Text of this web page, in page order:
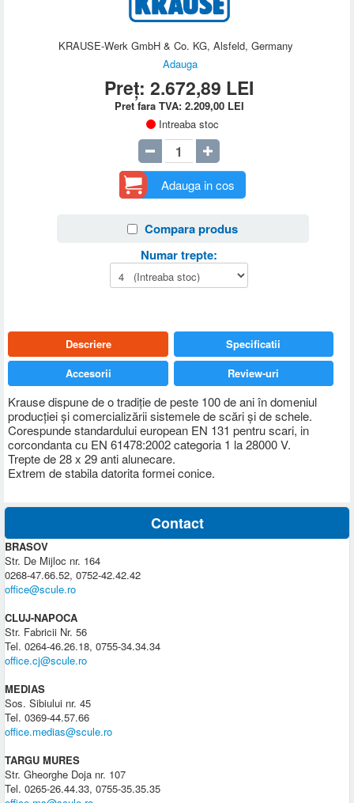
KRAUSE-Werk GmbH & Co. KG, Alsfeld, Germany
Adauga
Preț:2.672,89 LEI
Pret fara TVA: 2.209,00 LEI
Intreaba stoc
Adauga in cos
Compara produs
Numar trepte:
Descriere
Krause dispune de o tradiţie de peste 100 de ani în domeniul
producţiei şi comercializării sistemele de scări şi de schele.
Corespunde standardului european EN 131 pentru scari, in
corcondanta cu EN 61478:2002 categoria 1 la 28000 V.
Trepte de 28 x 29 anti alunecare.
Extrem de stabila datorita formei conice.
Specificatii
Accesorii
Review-uri
Contact
BRASOV
Str. De Mijloc nr. 164
0268-47.66.52, 0752-42.42.42
office@scule.ro
CLUJ-NAPOCA
Str. Fabricii Nr. 56
Tel. 0264-46.26.18, 0755-34.34.34
office.cj@scule.ro
MEDIAS
Sos. Sibiului nr. 45
Tel. 0369-44.57.66
office.medias@scule.ro
TARGU MURES
Str. Gheorghe Doja nr. 107
Tel. 0265-26.44.33, 0755-35.35.35